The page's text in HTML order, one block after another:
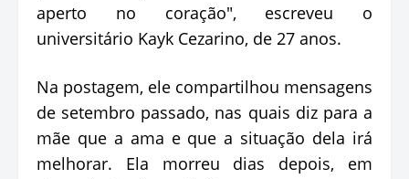
aperto no coração", escreveu o
universitário Kayk Cezarino, de 27 anos.
Na postagem, ele compartilhou mensagens
de setembro passado, nas quais diz para a
mãe que a ama e que a situação dela irá
melhorar. Ela morreu dias depois, em